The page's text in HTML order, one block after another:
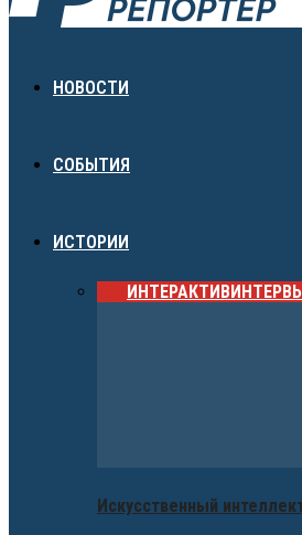
НОВОСТИ
СОБЫТИЯ
ИСТОРИИ
ИНТЕРАКТИВ
Искусственный